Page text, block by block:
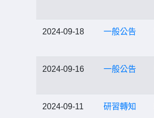
2024-09-18 一般公告
2024-09-16 一般公告
2024-09-11 研習轉知